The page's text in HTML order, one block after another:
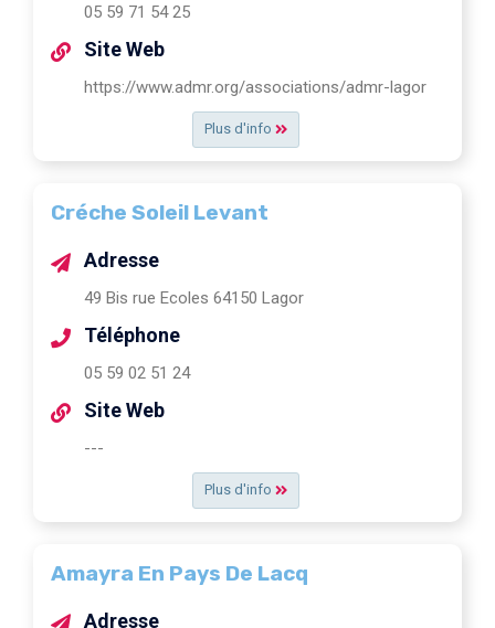
Plus d'info
05 59 71 54 25
Site Web
https://www.admr.org/associations/admr-lagor
Créche Soleil Levant
Plus d'info
Adresse
49 Bis rue Ecoles 64150 Lagor
Téléphone
05 59 02 51 24
Site Web
---
Amayra En Pays De Lacq
Adresse